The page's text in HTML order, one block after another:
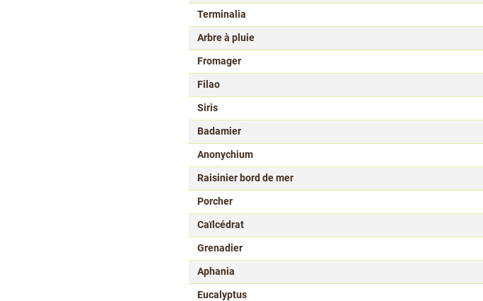
Terminalia
Arbre à pluie
Fromager
Filao
Siris
Badamier
Anonychium
Raisinier bord de mer
Porcher
Caïlcédrat
Grenadier
Aphania
Eucalyptus